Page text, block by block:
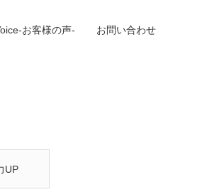
UP
お客様の声- お問い合わせ